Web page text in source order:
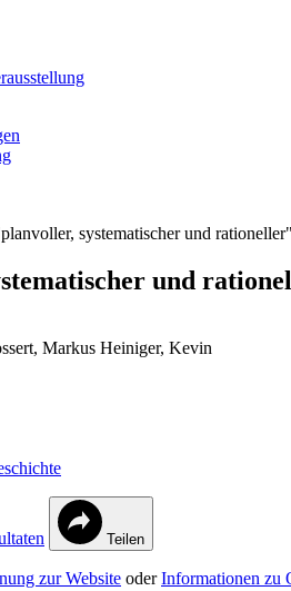
systematischer und
und
Markus Heiniger, Kevin
Teilen
zur Website oderInformationen zu